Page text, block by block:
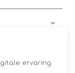
ervaring